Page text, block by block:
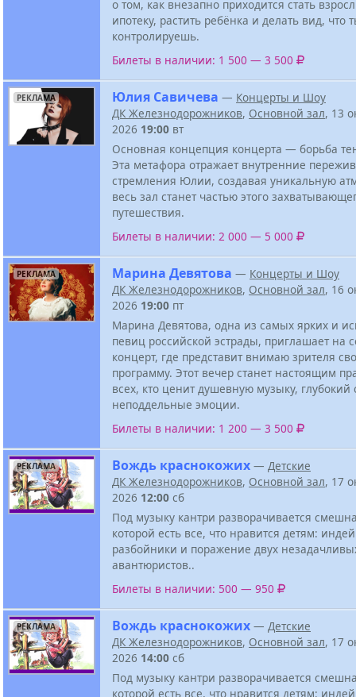
о том, как внезапно приходится стать
ипотеку, растить ребёнка и делать вид, что
контролируешь.
Билеты в наличии: 1 500 — 3 500
РЕКЛАМА Юлия Савичева — Концерты и Шоу
ДК Железнодорожников, Основной зал, 13
2026 19:00 вт
Основная концепция концерта — борьба
Эта метафора отражает внутренние
стремления Юлии, создавая уникальную
весь зал станет частью этого
путешествия.
Билеты в наличии: 2 000 — 5 000
РЕКЛАМА Марина Девятова — Концерты и Шоу
ДК Железнодорожников, Основной зал, 16
2026 19:00 пт
Марина Девятова, одна из самых ярких и
певиц российской эстрады, приглашает на
концерт, где представит внимаю зрителя
программу. Этот вечер станет настоящим
всех, кто ценит душевную музыку,
неподдельные эмоции.
Билеты в наличии: 1 200 — 3 500
РЕКЛАМА Вождь краснокожих — Детские
ДК Железнодорожников, Основной зал, 17
2026 12:00 сб
Под музыку кантри разворачивается
которой есть все, что нравится детям:
разбойники и поражение двух
авантюристов..
Билеты в наличии: 500 — 950
РЕКЛАМА Вождь краснокожих — Детские
ДК Железнодорожников, Основной зал, 17
2026 14:00 сб
Под музыку кантри разворачивается
которой есть все, что нравится детям: